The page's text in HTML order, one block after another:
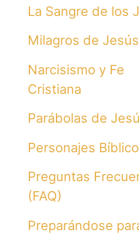
La Sangre de los
Milagros de Jesús
Narcisismo y Fe
Cristiana
Parábolas de
Personajes
Preguntas
(FAQ)
Preparándose